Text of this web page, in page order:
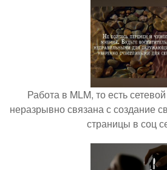
Работа в MLM, то есть
неразрывно связана с создание
страницы в соц